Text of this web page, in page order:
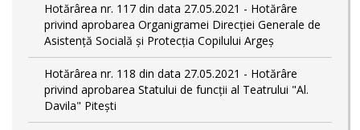
Hotărârea nr. 117 din data 27.05.2021 - Hotărâre
privind aprobarea Organigramei Direcției Generale de
Asistență Socială și Protecția Copilului Argeș
Hotărârea nr. 118 din data 27.05.2021 - Hotărâre
privind aprobarea Statului de funcții al Teatrului "Al.
Davila" Pitești